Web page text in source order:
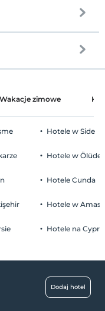
pokoje
14:00 – 01:00 .
Wakacje zimowe
Hotele w Side
Hotele w
Hotele Cunda
Hotele w
Hotele na
Dodaj hotel